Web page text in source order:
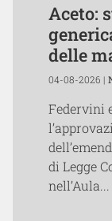
Aceto:
delle
04-08-2026 |
Federvini
di Legge
nell’Aula...